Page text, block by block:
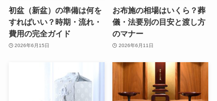
初盆（新盆）の準備は何を
すればいい？時期・流れ・
費用の完全ガイド
2026年6月15日
お布施の相場はいくら？葬
儀・法要別の目安と渡し方
のマナー
2026年6月11日